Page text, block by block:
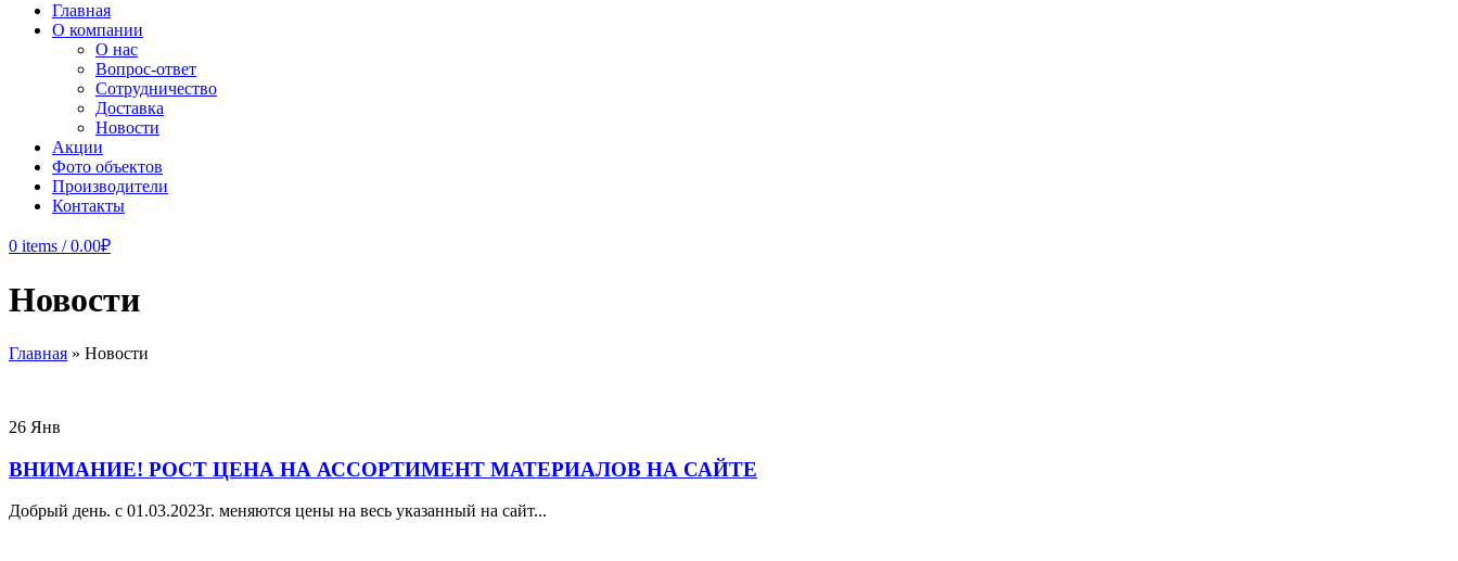
Главная
О компании
О нас
Вопрос-ответ
Сотрудничество
Доставка
Новости
Акции
Фото объектов
Производители
Контакты
0 items / 0.00₽
Новости
Главная » Новости
26 Янв
ВНИМАНИЕ! РОСТ ЦЕНА НА АССОРТИМЕНТ МАТЕРИАЛОВ НА САЙТЕ
Добрый день. с 01.03.2023г. меняются цены на весь указанный на сайт...